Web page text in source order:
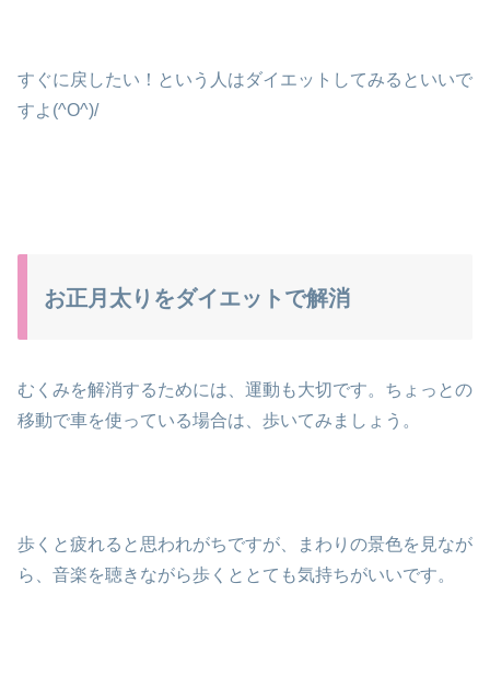
すぐに戻したい！という人はダイエットしてみるといいで
すよ(^O^)/
お正月太りをダイエットで解消
むくみを解消するためには、運動も大切です。ちょっとの
移動で車を使っている場合は、歩いてみましょう。
歩くと疲れると思われがちですが、まわりの景色を見なが
ら、音楽を聴きながら歩くととても気持ちがいいです。